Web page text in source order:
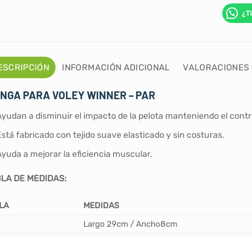
INFORMACIÓN ADICIONAL VALORACIONES
PARA VOLEY WINNER – PAR
a disminuir el impacto de la pelota manteniendo el
fabricado con tejido suave elasticado y sin costuras.
a mejorar la eficiencia muscular.
DE MEDIDAS:
MEDIDAS
Largo 29cm / Ancho8cm